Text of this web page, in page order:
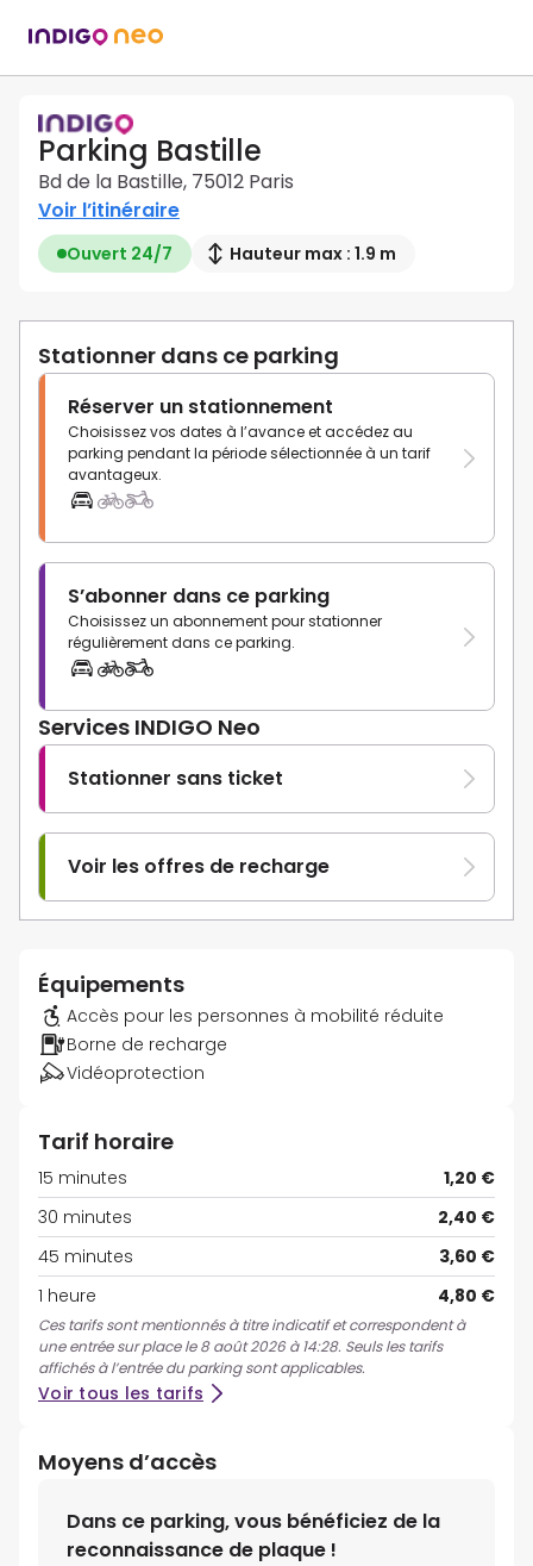
Parking Bastille
Bd de la Bastille, 75012 Paris
Voir l’itinéraire
Ouvert 24/7 Hauteur max : 1.9 m
Stationner dans ce parking
Réserver un stationnement
Choisissez vos dates à l’avance et accédez au
parking pendant la période sélectionnée à un tarif
avantageux.
S’abonner dans ce parking
Choisissez un abonnement pour stationner
régulièrement dans ce parking.
Services INDIGO Neo
Stationner sans ticket
Voir les offres de recharge
Équipements
Accès pour les personnes à mobilité réduite
Borne de recharge
Vidéoprotection
Tarif horaire
15 minutes
1,20 €
30 minutes
2,40 €
45 minutes
3,60 €
1 heure
4,80 €
Ces tarifs sont mentionnés à titre indicatif et correspondent à
une entrée sur place le 8 août 2026 à 14:28. Seuls les tarifs
affichés à l’entrée du parking sont applicables.
Voir tous les tarifs
Moyens d’accès
Dans ce parking, vous bénéficiez de la
reconnaissance de plaque !